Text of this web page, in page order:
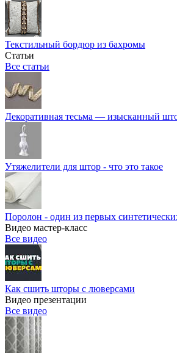
Текстильный бордюр из бахромы
Статьи
Все статьи
Декоративная тесьма — изысканный
Утяжелители для штор - что это такое
Поролон - один из первых
Видео мастер-класс
Все видео
Как сшить шторы с люверсами
Видео презентации
Все видео